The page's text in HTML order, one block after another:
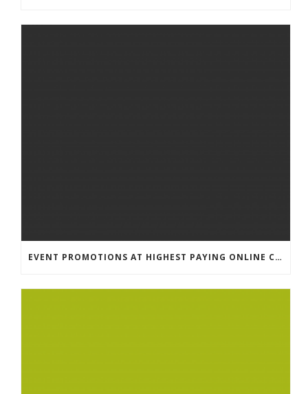
EVENT PROMOTIONS AT HIGHEST PAYING ONLINE CASINOS WITH BEST RTP